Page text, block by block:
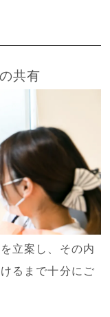
共有
立案し、その内
るまで十分にご